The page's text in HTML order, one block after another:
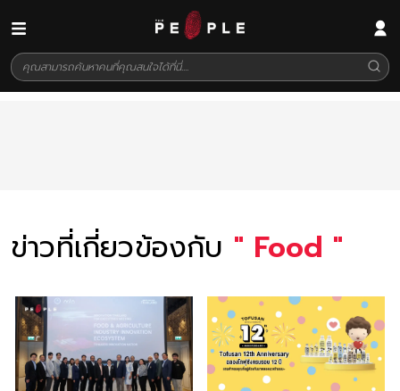
ข่าวที่เกี่ยวข้องกับ " Food "